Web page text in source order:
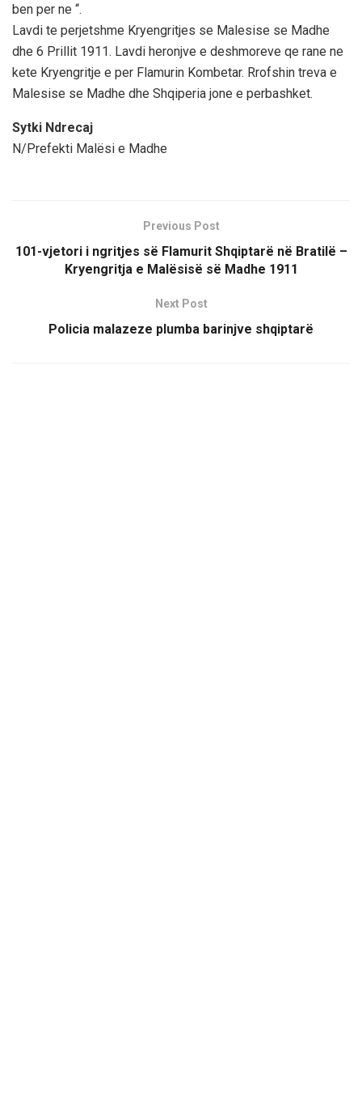
ben per ne “.
Lavdi te perjetshme Kryengritjes se Malesise se Madhe
dhe 6 Prillit 1911. Lavdi heronjve e deshmoreve qe rane ne
kete Kryengritje e per Flamurin Kombetar. Rrofshin treva e
Malesise se Madhe dhe Shqiperia jone e perbashket.
Sytki Ndrecaj
N/Prefekti Malësi e Madhe
Previous Post
101-vjetori i ngritjes së Flamurit Shqiptarë në Bratilë –
Kryengritja e Malësisë së Madhe 1911
Next Post
Policia malazeze plumba barinjve shqiptarë